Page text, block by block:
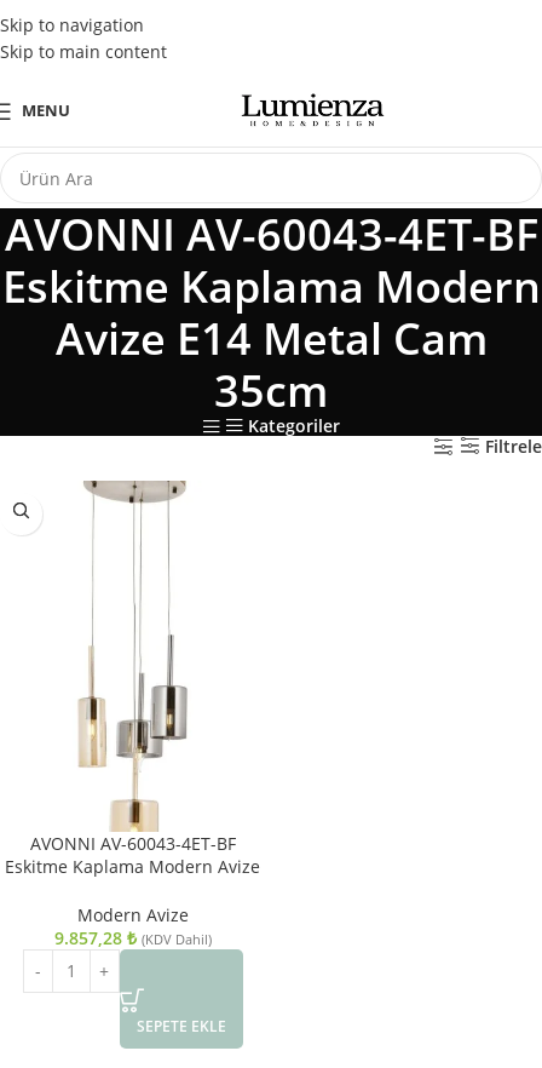
Skip to navigation
Skip to main content
Tüm Kredi Kartlarına Peşin Fiyatına 3 Taksit Fırsatı
MENU
AVONNI AV-60043-4ET-BF
Eskitme Kaplama Modern
Avize E14 Metal Cam
35cm
Kategoriler
Filtrele
AVONNI AV-60043-4ET-BF
Eskitme Kaplama Modern Avize
Modern Avize
9.857,28 ₺ (KDV Dahil)
SEPETE EKLE